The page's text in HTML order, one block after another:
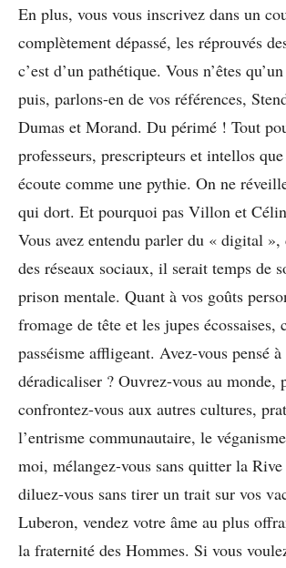
En plus, vous vous inscrivez dans un
complètement dépassé, les réprouvés
c’est d’un pathétique. Vous n’êtes
puis, parlons-en de vos références,
Dumas et Morand. Du périmé ! Tout
professeurs, prescripteurs et intellos
écoute comme une pythie. On ne
qui dort. Et pourquoi pas Villon et
Vous avez entendu parler du « digital »,
des réseaux sociaux, il serait temps de
prison mentale. Quant à vos goûts
fromage de tête et les jupes écossaises,
passéisme affligeant. Avez-vous pensé
déradicaliser ? Ouvrez-vous au monde,
confrontez-vous aux autres cultures,
l’entrisme communautaire, le
moi, mélangez-vous sans quitter la Rive
diluez-vous sans tirer un trait sur vos
Luberon, vendez votre âme au plus
la fraternité des Hommes. Si vous